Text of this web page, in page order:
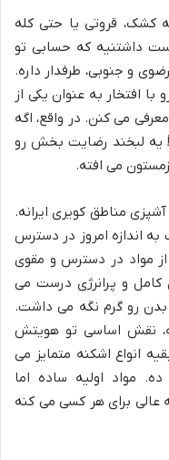
قروتی یا حتی کله
داشتنیه که حسابی تو
و جنوبی، طرفدار داره.
با افتخار به عنوان یکی از
می کنن. در واقع، اگه
یه لبخند رضایت بخش رو
می افته.
مناطق کویری ایرانه.
اندازه امروز در دسترس
مواد در دسترس و مقوی
کامل و پرانرژی درست می
رو گرم نگه می داشت.
نقش اساسی تو هویتش
انواع اشکنه متمایز می
مواد اولیه ساده اما
عالی برای هر کسی می کنه